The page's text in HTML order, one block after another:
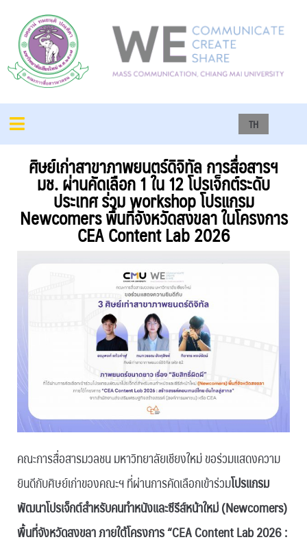
TH
ศิษย์เก่าสาขาภาพยนตร์ดิจิทัล การสื่อสารฯ
มช. ผ่านคัดเลือก 1 ใน 12 โปรเจ็กต์ระดับ
ประเทศ ร่วม workshop โปรแกรม
Newcomers พื้นที่จังหวัดสงขลา ในโครงการ
CEA Content Lab 2026
คณะการสื่อสารมวลชน มหาวิทยาลัยเชียงใหม่ ขอร่วมแสดงความ
ยินดีกับศิษย์เก่าของคณะฯ ที่ผ่านการคัดเลือกเข้าร่วมโปรแกรม
พัฒนาโปรเจ็กต์สำหรับคนทำหนังและซีรีส์หน้าใหม่ (Newcomers)
พื้นที่จังหวัดสงขลาภายใต้โครงการ “CEA Content Lab 2026 :